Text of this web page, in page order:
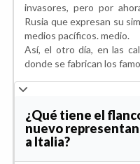
invasores, pero por
Rusia que expresan su
medios pacíficos. medio.
Así, el otro día, en las
donde se fabrican los
¿Qué tiene el
nuevo
a Italia?